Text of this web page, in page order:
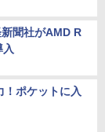
聞社がAMD R
！ポケットに入